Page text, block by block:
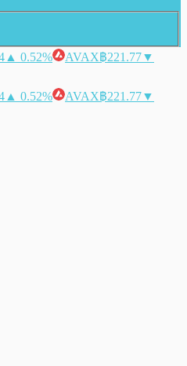
▲ 0.52% AVAX฿221.77▼
▲ 0.52% AVAX฿221.77▼